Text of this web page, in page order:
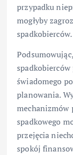
przypadku
mogłyby
spadkobierców.
spadkobierców
świadomego
planowania.
mechanizmów
spadkowego
przejęcia
spokój